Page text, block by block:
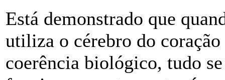
Está demonstrado que
utiliza o cérebro do
coerência biológico, tudo